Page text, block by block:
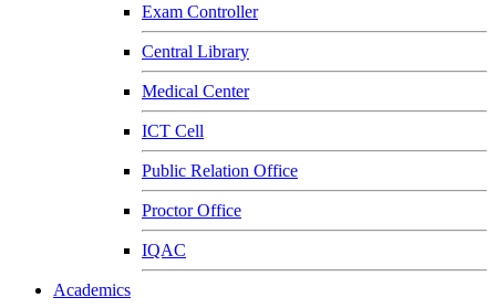
Exam Controller
Central Library
Medical Center
ICT Cell
Public Relation Office
Proctor Office
IQAC
Academics